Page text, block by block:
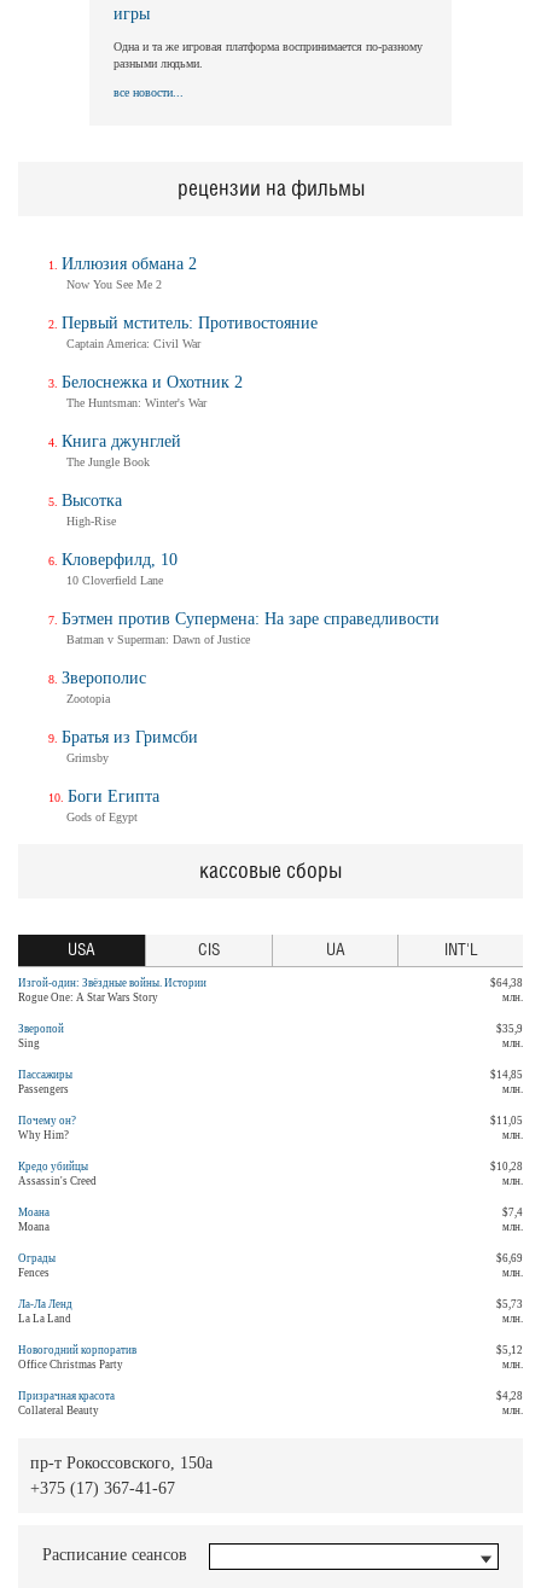
пр-т Рокоссовского, 150а
+375 (17) 367-41-67
Расписание сеансов
игры
Одна и та же игровая платформа воспринимается по-разному
разными людьми.
все новости...
рецензии на фильмы
Иллюзия обмана 2
Now You See Me 2
Первый мститель: Противостояние
Captain America: Civil War
Белоснежка и Охотник 2
The Huntsman: Winter's War
Книга джунглей
The Jungle Book
Высотка
High-Rise
Кловерфилд, 10
10 Cloverfield Lane
Бэтмен против Супермена: На заре справедливости
Batman v Superman: Dawn of Justice
Зверополис
Zootopia
Братья из Гримсби
Grimsby
Боги Египта
Gods of Egypt
кассовые сборы
USA CIS UA INT'L
Изгой-один: Звёздные войны. Истории
Rogue One: A Star Wars Story
$64,38
млн.
Зверопой
Sing
$35,9
млн.
Пассажиры
Passengers
$14,85
млн.
Почему он?
Why Him?
$11,05
млн.
Кредо убийцы
Assassin's Creed
$10,28
млн.
Моана
Moana
$7,4
млн.
Ограды
Fences
$6,69
млн.
Ла-Ла Ленд
La La Land
$5,73
млн.
Новогодний корпоратив
Office Christmas Party
$5,12
млн.
Призрачная красота
Collateral Beauty
$4,28
млн.